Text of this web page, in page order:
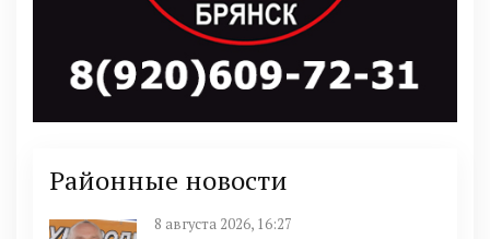
Районные новости
8 августа 2026, 16:27